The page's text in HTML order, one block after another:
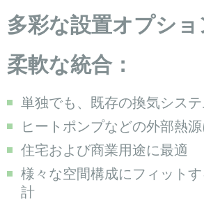
多彩な設置オプショ
柔軟な統合：
単独でも、既存の換気シス
ヒートポンプなどの外部熱
住宅および商業用途に最適
様々な空間構成にフィット
計